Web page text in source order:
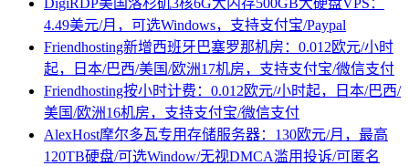
DigiRDP美国洛杉矶3核6G大内存500GB大硬盘VPS：
4.49美元/月，可选Windows，支持支付宝/Paypal
Friendhosting新增西班牙巴塞罗那机房：0.012欧元/小时
起，日本/巴西/美国/欧洲17机房，支持支付宝/微信支付
Friendhosting按小时计费：0.012欧元/小时起，日本/巴西/
美国/欧洲16机房，支持支付宝/微信支付
AlexHost摩尔多瓦专用存储服务器：130欧元/月，最高
120TB硬盘/可选Window/无视DMCA滥用投诉/可匿名